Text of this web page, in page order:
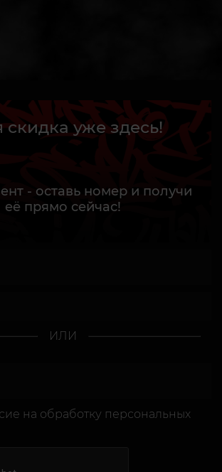
скидка уже здесь!
- оставь номер и получи
её прямо сейчас!
ИЛИ
на обработку персональных